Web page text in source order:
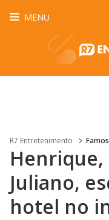
MENU
R7 Entretenimento
Henrique,
Juliano,
hotel no